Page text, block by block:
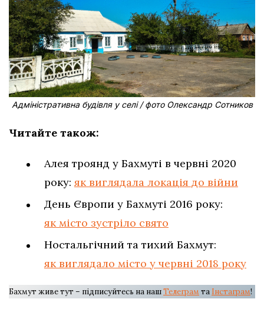
Адміністративна будівля у селі / фото Олександр Сотников
Читайте також:
Алея троянд у Бахмуті в червні 2020
року:як виглядала локація до війни
День Європи у Бахмуті 2016 року:
як місто зустріло свято
Ностальгічний та тихий Бахмут:
як виглядало місто у червні 2018 року
Бахмут живе тут – підписуйтесь на нашТелеграм та Інстаграм!